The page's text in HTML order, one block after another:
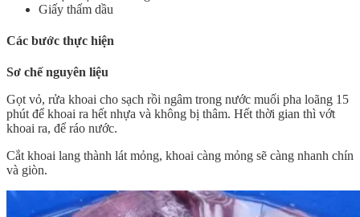
Giấy thấm dầu
Các bước thực hiện
Sơ chế nguyên liệu
Gọt vỏ, rửa khoai cho sạch rồi ngâm trong nước muối pha loãng 15
phút để khoai ra hết nhựa và không bị thâm. Hết thời gian thì vớt
khoai ra, để ráo nước.
Cắt khoai lang thành lát mỏng, khoai càng mỏng sẽ càng nhanh chín
và giòn.